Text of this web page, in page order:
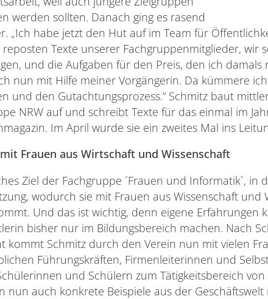
werden sollten. Danach ging es rasend
„Ich habe jetzt den Hut auf im Team für
reposten Texte unserer Fachgruppenmitglieder, wir
und die Aufgaben für den Preis, den ich
nun mit Hilfe meiner Vorgängerin. Da kümmere
und den Gutachtungsprozess.“ Schmitz baut
NRW auf und schreibt Texte für das einmal im
Im April wurde sie ein zweites Mal ins
Frauen aus Wirtschaft und Wissenschaft
Ziel der Fachgruppe ´Frauen und Informatik`, in
wodurch sie mit Frauen aus Wissenschaft und
Und das ist wichtig, denn eigene Erfahrungen
bisher nur im Bildungsbereich machen. Nach
kommt Schmitz durch den Verein nun mit vielen
Führungskräften, Firmenleiterinnen und
und Schülern zum Tätigkeitsbereich
nun auch konkrete Beispiele aus der